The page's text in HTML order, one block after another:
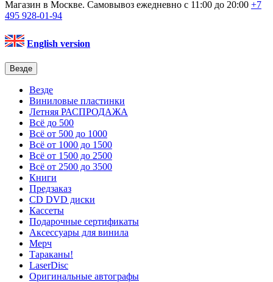
Магазин в Москве. Самовывоз ежедневно с 11:00 до 20:00 +7
495 928-01-94
English version
Везде
Везде
Виниловые пластинки
Летняя РАСПРОДАЖА
Всё до 500
Всё от 500 до 1000
Всё от 1000 до 1500
Всё от 1500 до 2500
Всё от 2500 до 3500
Книги
Предзаказ
CD DVD диски
Кассеты
Подарочные сертификаты
Аксессуары для винила
Мерч
Тараканы!
LaserDisc
Оригинальные автографы